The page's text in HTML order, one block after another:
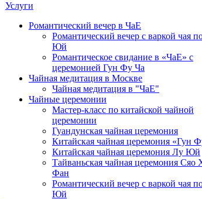
Услуги
Романтический вечер в ЧаЕ
Романтический вечер с варкой чая
Юй
Романтическое свидание в «ЧаЕ» с
церемонией Гун Фу Ча
Чайная медитация в Москве
Чайная медитация в "ЧаЕ"
Чайные церемонии
Мастер-класс по китайской чайной
церемонии
Гуандунская чайная церемония
Китайская чайная церемония «Гун
Китайская чайная церемония Лу Юй
Тайваньская чайная церемония Сяо
Фан
Романтический вечер с варкой чая
Юй